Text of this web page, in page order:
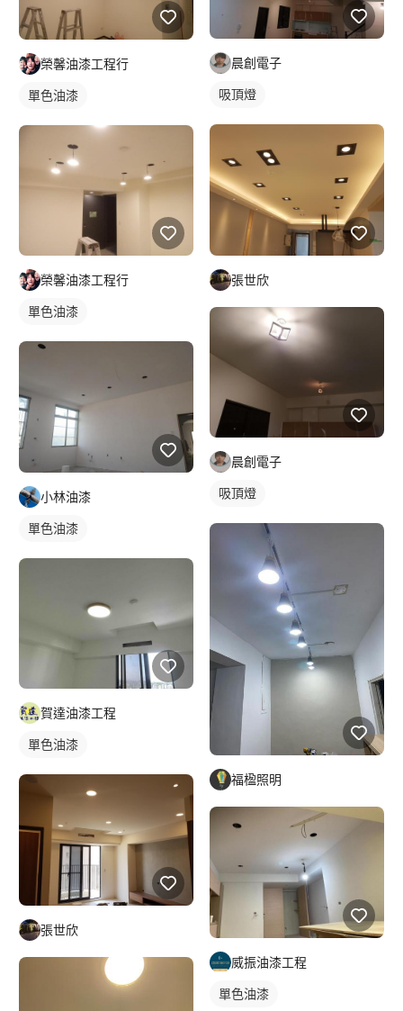
榮馨油漆工程行
單色油漆
榮馨油漆工程行
單色油漆
小林油漆
單色油漆
賀達油漆工程
單色油漆
張世欣
晨創電子
吸頂燈
張世欣
晨創電子
吸頂燈
福楹照明
威振油漆工程
單色油漆